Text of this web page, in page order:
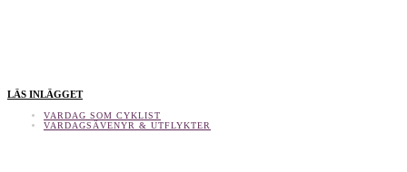
LÄS INLÄGGET
VARDAG SOM CYKLIST
VARDAGSÄVENYR & UTFLYKTER